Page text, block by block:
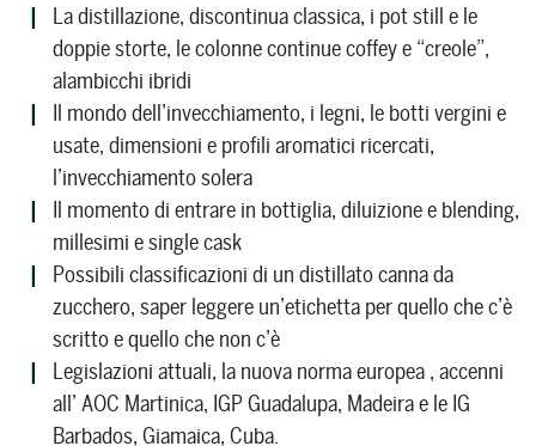
La distillazione, discontinua classica, i pot still e le
doppie storte, le colonne continue coffey e “creole”,
alambicchi ibridi
Il mondo dell’invecchiamento, i legni, le botti vergini e
usate, dimensioni e profili aromatici ricercati,
l’invecchiamento solera
Il momento di entrare in bottiglia, diluizione e blending,
millesimi e single cask
Possibili classificazioni di un distillato canna da
zucchero, saper leggere un’etichetta per quello che c’è
scritto e quello che non c’è
Legislazioni attuali, la nuova norma europea , accenni
all’ AOC Martinica, IGP Guadalupa, Madeira e le IG
Barbados, Giamaica, Cuba.